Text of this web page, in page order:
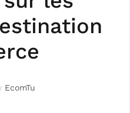
EcomTu